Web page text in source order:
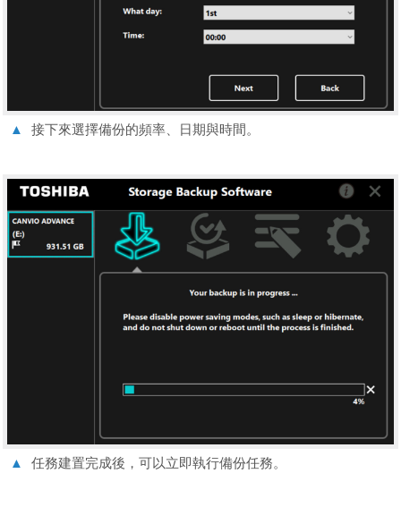
▲ 接下來選擇備份的頻率、日期與時間。
▲ 任務建置完成後，可以立即執行備份任務。